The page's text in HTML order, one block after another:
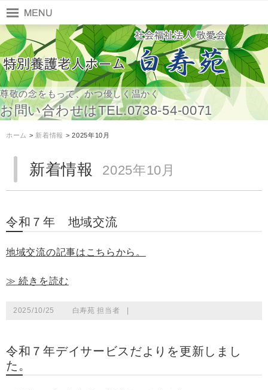
尊敬の念をもって、かつ優しく温かく
お問い合わせはTEL.0738-54-0071
ホーム > 新着情報 > 2025年10月
新着情報 2025年10月
令和７年 地域交流
地域交流の記事はこちらから。
≫ 続きを読む
2025/10/25 白寿苑 担当者
令和７年デイサービスだよりを更新しまし
た。